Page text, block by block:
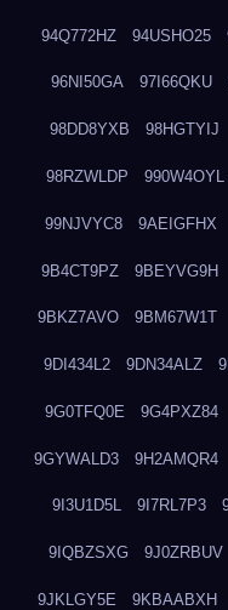
94Q772HZ 94USHO25
96NI50GA 97I66QKU
98DD8YXB 98HGTYIJ
98RZWLDP 990W4OYL
99NJVYC8 9AEIGFHX
9B4CT9PZ 9BEYVG9H
9BKZ7AVO 9BM67W1T
9DI434L2 9DN34ALZ
9G0TFQ0E 9G4PXZ84
9GYWALD3 9H2AMQR4
9I3U1D5L 9I7RL7P3
9IQBZSXG 9J0ZRBUV
9JKLGY5E 9KBAABXH